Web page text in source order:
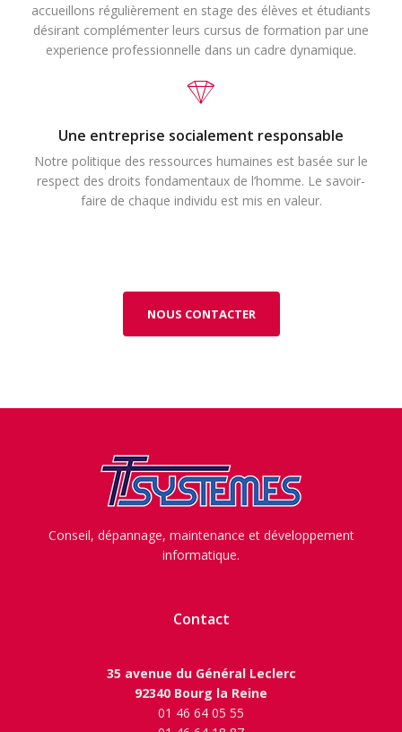
accueillons régulièrement en stage des élèves et étudiants
désirant complémenter leurs cursus de formation par une
experience professionnelle dans un cadre dynamique.
Une entreprise socialement responsable
Notre politique des ressources humaines est basée sur le
respect des droits fondamentaux de l’homme. Le savoir-
faire de chaque individu est mis en valeur.
NOUS CONTACTER
Conseil, dépannage, maintenance et développement
informatique.
Contact
35 avenue du Général Leclerc
92340 Bourg la Reine
01 46 64 05 55